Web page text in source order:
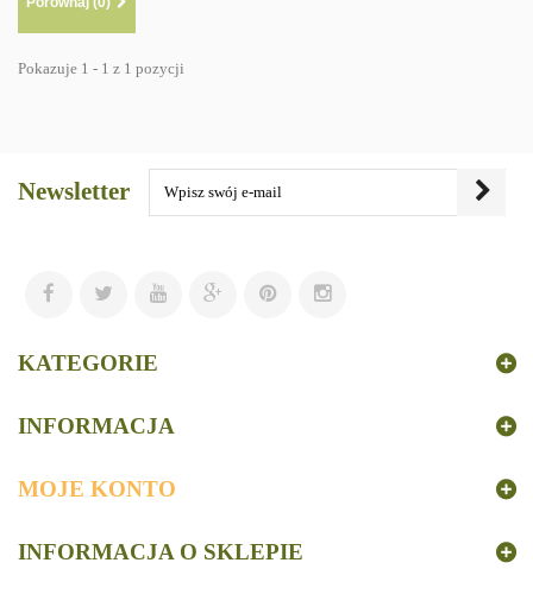
Pokazuje 1 - 1 z 1 pozycji
Newsletter
KATEGORIE
INFORMACJA
MOJE KONTO
INFORMACJA O SKLEPIE